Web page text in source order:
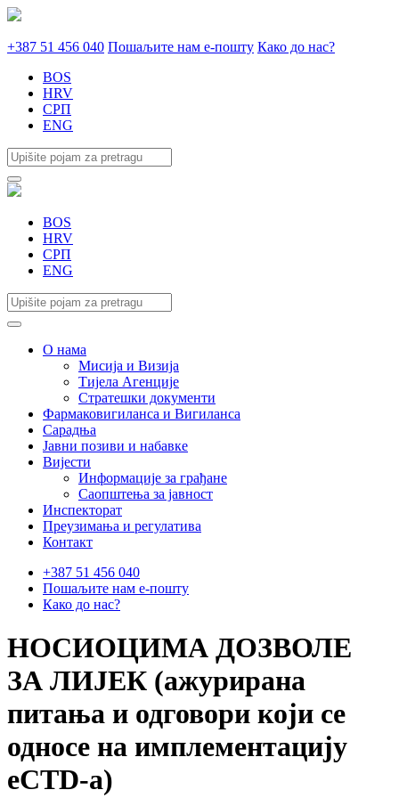
+387 51 456 040 Пошаљите нам е-пошту Како до нас?
BOS
HRV
СРП
ENG
BOS
HRV
СРП
ENG
О нама
Мисија и Визија
Тијела Агенције
Стратешки документи
Фармаковигиланса и Вигиланса
Сарадња
Јавни позиви и набавке
Вијести
Информације за грађане
Саопштења за јавност
Инспекторат
Преузимања и регулатива
Контакт
+387 51 456 040
Пошаљите нам е-пошту
Како до нас?
НОСИОЦИМА ДОЗВОЛЕ
ЗА ЛИЈЕК (ажурирана
питања и одговори који се
односе на имплементацију
еCTD-а)